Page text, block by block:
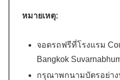
หมายเหตุ:
จอดรถฟรีที่โรงแรม
Bangkok
กรุณาพกนามบัตรอย่าง